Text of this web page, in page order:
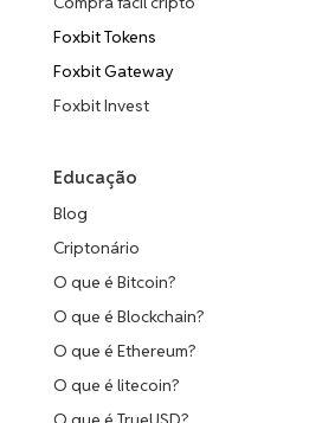
Foxbit Tokens
Foxbit Gateway
Foxbit Invest
Educação
Blog
Criptonário
O que é Bitcoin?
O que é Blockchain?
O que é Ethereum?
O que é litecoin?